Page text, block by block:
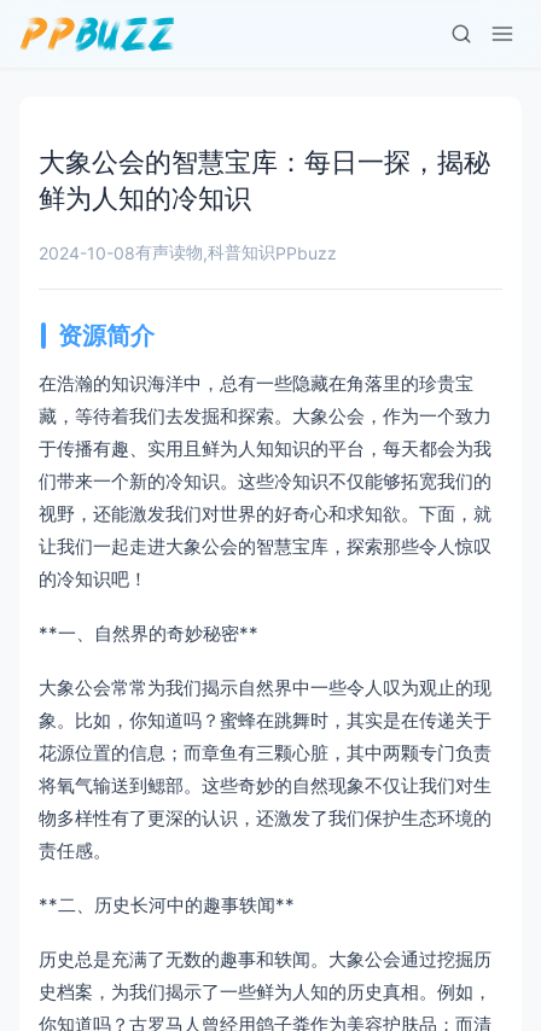
大象公会的智慧宝库：每日一探，揭秘
鲜为人知的冷知识
2024-10-08有声读物,科普知识PPbuzz
资源简介
在浩瀚的知识海洋中，总有一些隐藏在角落里的珍贵宝
藏，等待着我们去发掘和探索。大象公会，作为一个致力
于传播有趣、实用且鲜为人知知识的平台，每天都会为我
们带来一个新的冷知识。这些冷知识不仅能够拓宽我们的
视野，还能激发我们对世界的好奇心和求知欲。下面，就
让我们一起走进大象公会的智慧宝库，探索那些令人惊叹
的冷知识吧！
**一、自然界的奇妙秘密**
大象公会常常为我们揭示自然界中一些令人叹为观止的现
象。比如，你知道吗？蜜蜂在跳舞时，其实是在传递关于
花源位置的信息；而章鱼有三颗心脏，其中两颗专门负责
将氧气输送到鳃部。这些奇妙的自然现象不仅让我们对生
物多样性有了更深的认识，还激发了我们保护生态环境的
责任感。
**二、历史长河中的趣事轶闻**
历史总是充满了无数的趣事和轶闻。大象公会通过挖掘历
史档案，为我们揭示了一些鲜为人知的历史真相。例如，
你知道吗？古罗马人曾经用鸽子粪作为美容护肤品；而清